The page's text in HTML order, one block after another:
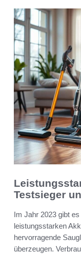
Testsieger
Im Jahr 2023 gibt
leistungsstarken
hervorragende
überzeugen.